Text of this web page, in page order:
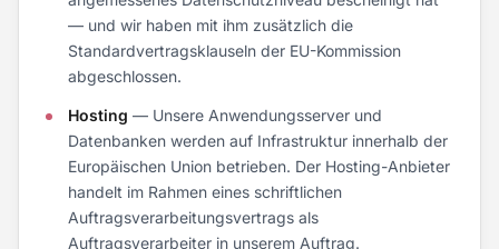
— und wir haben mit ihm zusätzlich die
Standardvertragsklauseln der EU-Kommission
abgeschlossen.
Hosting — Unsere Anwendungsserver und
Datenbanken werden auf Infrastruktur innerhalb der
Europäischen Union betrieben. Der Hosting-Anbieter
handelt im Rahmen eines schriftlichen
Auftragsverarbeitungsvertrags als
Auftragsverarbeiter in unserem Auftrag.